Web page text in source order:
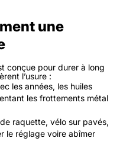
une
conçue pour durer à long
l’usure :
les années, les huiles
les frottements métal
raquette, vélo sur pavés,
le réglage voire abîmer